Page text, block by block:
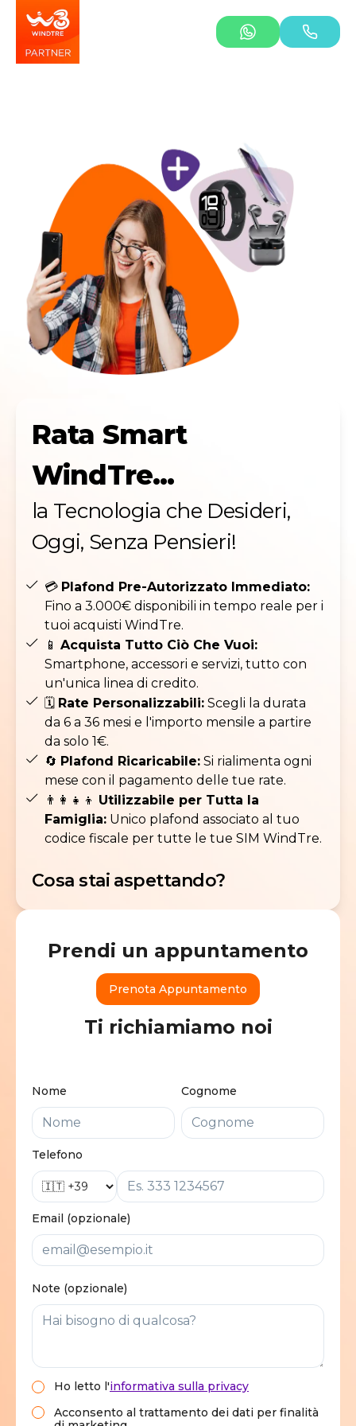
Rata Smart
WindTre...
la Tecnologia che Desideri,
Oggi, Senza Pensieri!
💳 Plafond Pre-Autorizzato Immediato:
Fino a 3.000€ disponibili in tempo reale per i
tuoi acquisti WindTre.
📱 Acquista Tutto Ciò Che Vuoi:
Smartphone, accessori e servizi, tutto con
un'unica linea di credito.
🗓️ Rate Personalizzabili: Scegli la durata
da 6 a 36 mesi e l'importo mensile a partire
da solo 1€.
🔄 Plafond Ricaricabile: Si rialimenta ogni
mese con il pagamento delle tue rate.
👨‍👩‍👧‍👦 Utilizzabile per Tutta la
Famiglia: Unico plafond associato al tuo
codice fiscale per tutte le tue SIM WindTre.
Cosa stai aspettando?
Prendi un appuntamento
Prenota Appuntamento
Ti richiamiamo noi
Nome Cognome
Telefono
Email (opzionale)
Note (opzionale)
Ho letto l'informativa sulla privacy
Acconsento al trattamento dei dati per finalità